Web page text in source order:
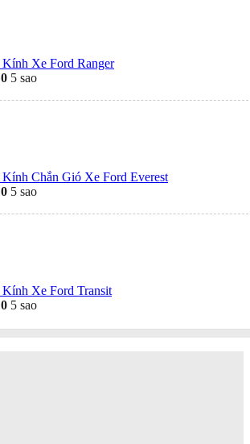
Kính Xe Ford Ranger
0 5 sao
Kính Chắn Gió Xe Ford Everest
0 5 sao
Kính Xe Ford Transit
0 5 sao